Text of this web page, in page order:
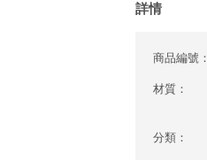
詳情
商品編號：
材質：
分類：